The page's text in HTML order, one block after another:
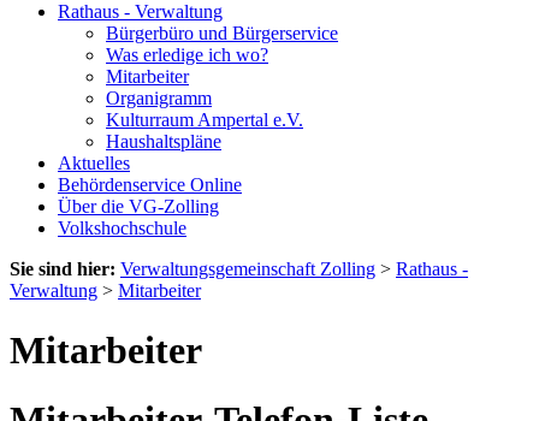
Rathaus - Verwaltung
Bürgerbüro und Bürgerservice
Was erledige ich wo?
Mitarbeiter
Organigramm
Kulturraum Ampertal e.V.
Haushaltspläne
Aktuelles
Behördenservice Online
Über die VG-Zolling
Volkshochschule
Sie sind hier: Verwaltungsgemeinschaft Zolling > Rathaus -
Verwaltung > Mitarbeiter
Mitarbeiter